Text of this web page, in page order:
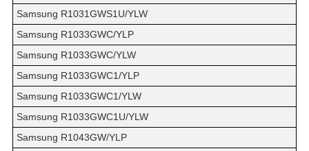
Samsung R1031GWS1U/YLW
Samsung R1033GWC/YLP
Samsung R1033GWC/YLW
Samsung R1033GWC1/YLP
Samsung R1033GWC1/YLW
Samsung R1033GWC1U/YLW
Samsung R1043GW/YLP